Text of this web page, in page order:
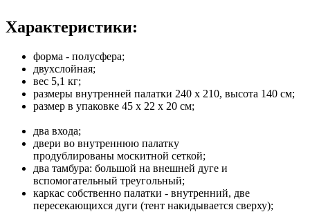
Характеристики:
форма - полусфера;
двухслойная;
вес 5,1 кг;
размеры внутренней палатки 240 х 210, высота 140 см;
размер в упаковке 45 х 22 х 20 см;
два входа;
двери во внутреннюю палатку
продублированы москитной сеткой;
два тамбура: большой на внешней дуге и
вспомогательный треугольный;
каркас собственно палатки - внутренний, две
пересекающихся дуги (тент накидывается сверху);